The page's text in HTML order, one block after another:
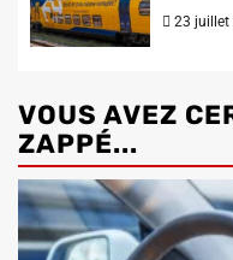
23 juillet
VOUS AVEZ
ZAPPÉ...